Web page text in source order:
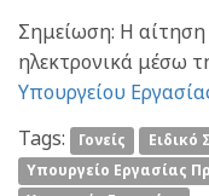
Σημείωση: Η
ηλεκτρονικά μέσω
Υπουργείου
Tags:
Γονείς Ειδικό
Υπουργείο Εργασίας